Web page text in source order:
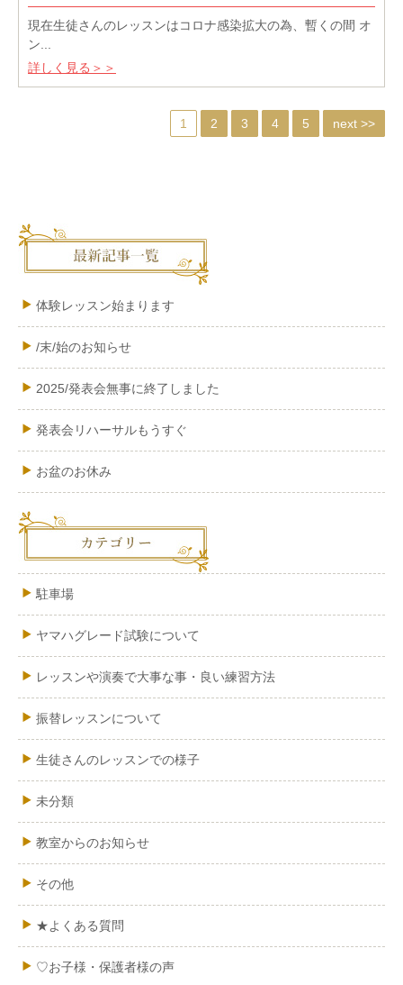
現在生徒さんのレッスンはコロナ感染拡大の為、暫くの間 オ
ン...
詳しく見る＞＞
1 2 3 4 5 next >>
体験レッスン始まります
/末/始のお知らせ
2025/発表会無事に終了しました
発表会リハーサルもうすぐ
お盆のお休み
駐車場
ヤマハグレード試験について
レッスンや演奏で大事な事・良い練習方法
振替レッスンについて
生徒さんのレッスンでの様子
未分類
教室からのお知らせ
その他
★よくある質問
♡お子様・保護者様の声